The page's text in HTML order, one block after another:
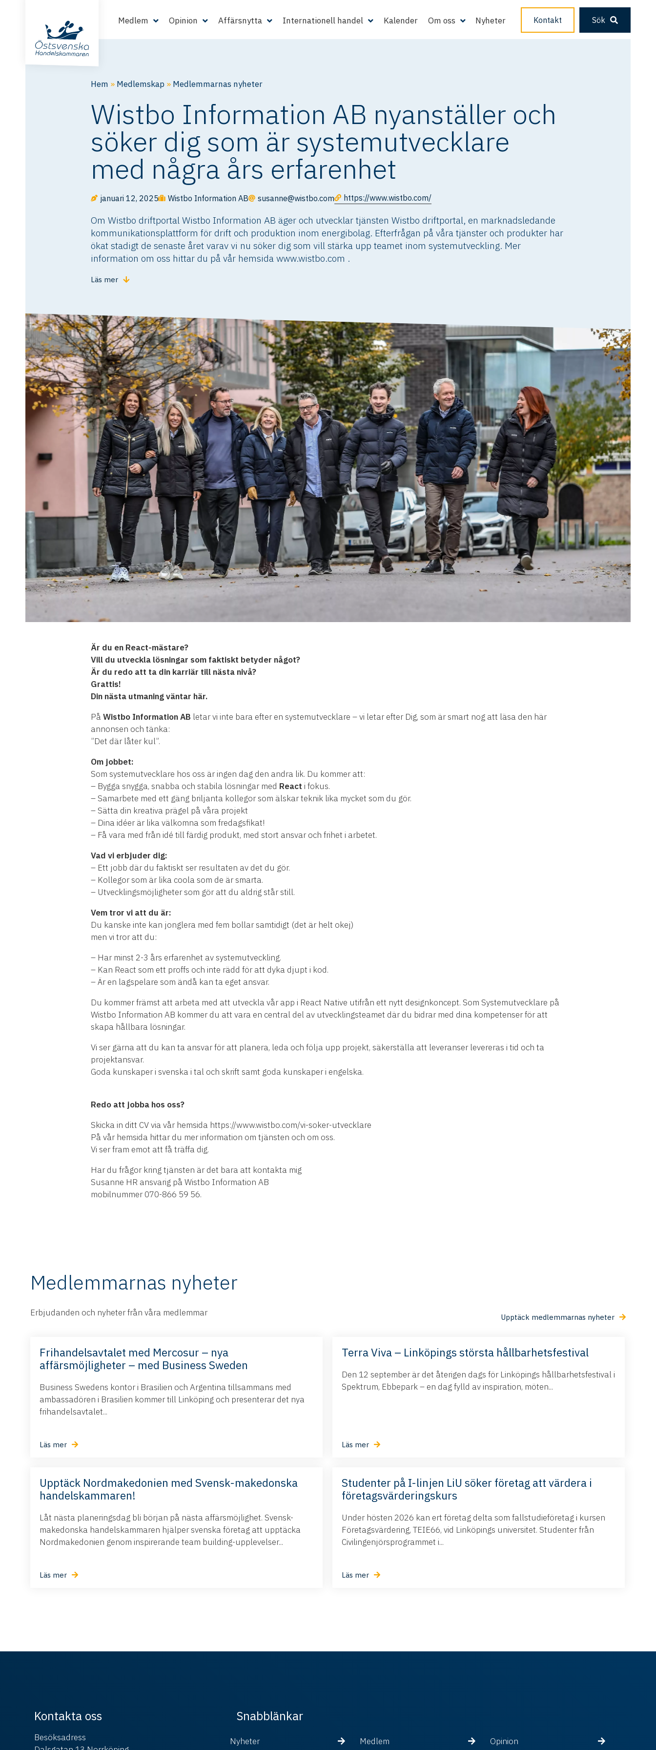
Medlem Opinion Affärsnytta Internationell handel Kalender Om oss Nyheter Kontakt Sök
Hem » Medlemskap » Medlemmarnas nyheter
Wistbo Information AB nyanställer och
söker dig som är systemutvecklare
med några års erfarenhet
januari 12, 2025 Wistbo Information AB susanne@wistbo.com https://www.wistbo.com/
Om Wistbo driftportal Wistbo Information AB äger och utvecklar tjänsten Wistbo driftportal, en marknadsledande
kommunikationsplattform för drift och produktion inom energibolag. Efterfrågan på våra tjänster och produkter har
ökat stadigt de senaste året varav vi nu söker dig som vill stärka upp teamet inom systemutveckling. Mer
information om oss hittar du på vår hemsida www.wistbo.com .
Läs mer
Är du en React-mästare?
Vill du utveckla lösningar som faktiskt betyder något?
Är du redo att ta din karriär till nästa nivå?
Grattis!
Din nästa utmaning väntar här.
På Wistbo Information AB letar vi inte bara efter en systemutvecklare – vi letar efter Dig, som är smart nog att läsa den här
annonsen och tänka:
”Det där låter kul”.
Om jobbet:
Som systemutvecklare hos oss är ingen dag den andra lik. Du kommer att:
– Bygga snygga, snabba och stabila lösningar med React i fokus.
– Samarbete med ett gäng briljanta kollegor som älskar teknik lika mycket som du gör.
– Sätta din kreativa prägel på våra projekt
– Dina idéer är lika välkomna som fredagsfikat!
– Få vara med från idé till färdig produkt, med stort ansvar och frihet i arbetet.
Vad vi erbjuder dig:
– Ett jobb där du faktiskt ser resultaten av det du gör.
– Kollegor som är lika coola som de är smarta.
– Utvecklingsmöjligheter som gör att du aldrig står still.
Vem tror vi att du är:
Du kanske inte kan jonglera med fem bollar samtidigt (det är helt okej)
men vi tror att du:
– Har minst 2-3 års erfarenhet av systemutveckling.
– Kan React som ett proffs och inte rädd för att dyka djupt i kod.
– Är en lagspelare som ändå kan ta eget ansvar.
Du kommer främst att arbeta med att utveckla vår app i React Native utifrån ett nytt designkoncept. Som Systemutvecklare på
Wistbo Information AB kommer du att vara en central del av utvecklingsteamet där du bidrar med dina kompetenser för att
skapa hållbara lösningar.
Vi ser gärna att du kan ta ansvar för att planera, leda och följa upp projekt, säkerställa att leveranser levereras i tid och ta
projektansvar.
Goda kunskaper i svenska i tal och skrift samt goda kunskaper i engelska.
Redo att jobba hos oss?
Skicka in ditt CV via vår hemsida https://www.wistbo.com/vi-soker-utvecklare
På vår hemsida hittar du mer information om tjänsten och om oss.
Vi ser fram emot att få träffa dig.
Har du frågor kring tjänsten är det bara att kontakta mig
Susanne HR ansvarig på Wistbo Information AB
mobilnummer 070-866 59 56.
Medlemmarnas nyheter
Erbjudanden och nyheter från våra medlemmar Upptäck medlemmarnas nyheter
Frihandelsavtalet med Mercosur – nya
affärsmöjligheter – med Business Sweden
Business Swedens kontor i Brasilien och Argentina tillsammans med
ambassadören i Brasilien kommer till Linköping och presenterar det nya
frihandelsavtalet...
Läs mer
Terra Viva – Linköpings största hållbarhetsfestival
Den 12 september är det återigen dags för Linköpings hållbarhetsfestival i
Spektrum, Ebbepark – en dag fylld av inspiration, möten...
Läs mer
Upptäck Nordmakedonien med Svensk-makedonska
handelskammaren!
Låt nästa planeringsdag bli början på nästa affärsmöjlighet. Svensk-
makedonska handelskammaren hjälper svenska företag att upptäcka
Nordmakedonien genom inspirerande team building-upplevelser...
Läs mer
Studenter på I-linjen LiU söker företag att värdera i
företagsvärderingskurs
Under hösten 2026 kan ert företag delta som fallstudieföretag i kursen
Företagsvärdering, TEIE66, vid Linköpings universitet. Studenter från
Civilingenjörsprogrammet i...
Läs mer
Kontakta oss
Besöksadress
Snabblänkar
Nyheter Medlem Opinion